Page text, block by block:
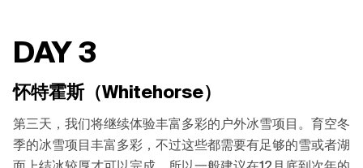
DAY 3
怀特霍斯（Whitehorse）
第三天，我们将继续体验丰富多彩的户外冰雪项目。育空冬
季的冰雪项目丰富多彩，不过这些都需要有足够的雪或者湖